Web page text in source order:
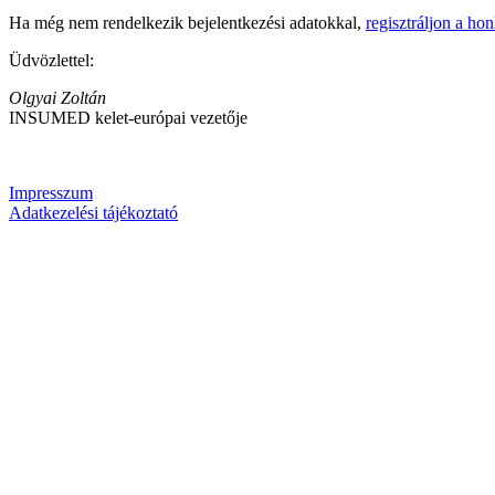
Ha még nem rendelkezik bejelentkezési adatokkal, regisztráljon a
Üdvözlettel:
Olgyai Zoltán
INSUMED kelet-európai vezetője
Impresszum
Adatkezelési tájékoztató